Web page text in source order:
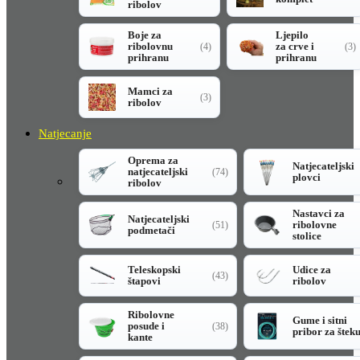
ribolov
Boje za
ribolovnu
prihranu
(4)
Ljepilo
za crve i
prihranu
(3)
Mamci za
ribolov
(3)
Natjecanje
Oprema za
natjecateljski
ribolov
(74)
Natjecateljski
plovci
Natjecateljski
podmetači
(51)
Nastavci za
ribolovne
stolice
Teleskopski
štapovi
(43)
Udice za
ribolov
Ribolovne
posude i
kante
(38)
Gume i sitni
pribor za šteku